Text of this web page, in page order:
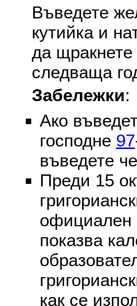
Въведете
кутийка и
да
следваща
Забележки:
Ако
господне 97
въведете
Преди 15
официален
показва
как се